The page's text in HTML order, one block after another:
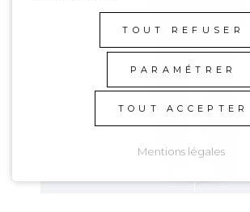
TOUT REFUSER
PARAMÉTRER
TOUT ACCEPTER
Mentions légales